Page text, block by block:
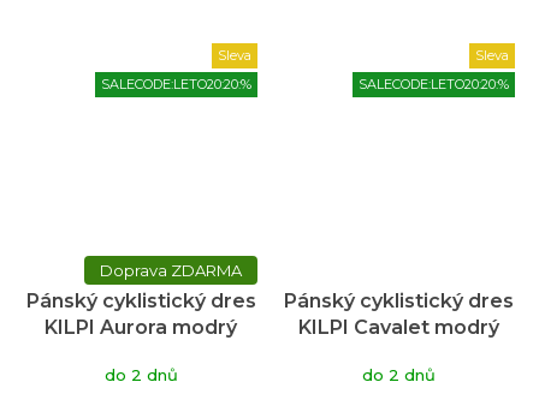
Sleva
SALECODE:LETO20:20:%
ZDARMA
Pánský cyklistický dres
KILPI Aurora modrý
do 2 dnů
Sleva
SALECODE:LETO20:20:%
Pánský cyklistický dres
KILPI Cavalet modrý
do 2 dnů